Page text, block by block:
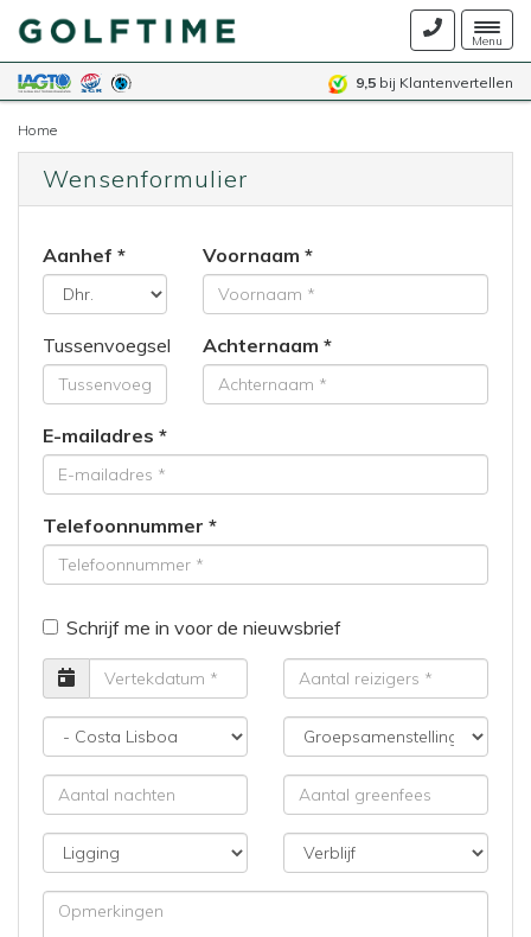
Menu
9,5 bij Klantenvertellen
Home
Wensenformulier
Aanhef Voornaam
Tussenvoegsel Achternaam
E-mailadres
Telefoonnummer
Schrijf me in voor de nieuwsbrief
Vertrekdatum
Aantal
reizigers
Bestemming
Groepsamenstelling
Aantal
nachten
Aantal
greenfees
Ligging
Verblijf
Opmerkingen